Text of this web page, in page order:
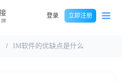
登录 立即注册
/ IM软件的优缺点是什么